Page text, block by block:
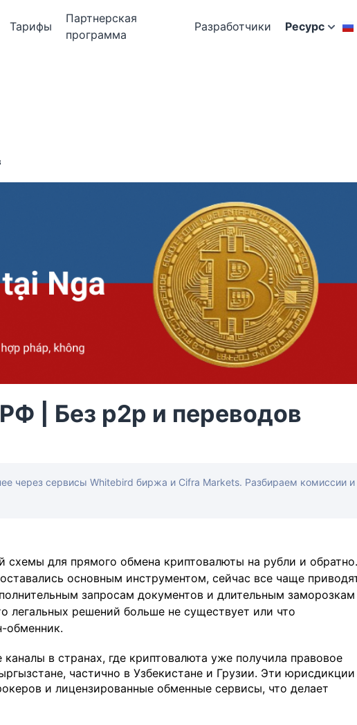
Тарифы
Партнерская
программа
Разработчики Ресурс
| Без p2p и переводов
через сервисы Whitebird биржа и Cifra Markets. Разбираем комиссии и
схемы для прямого обмена криптовалюты на рубли и обратно.
основным инструментом, сейчас все чаще
запросам документов и длительным заморозкам
легальных решений больше не существует или что
обменник.
в странах, где криптовалюта уже получила правовое
частично в Узбекистане и Грузии. Эти юрисдикции
и лицензированные обменные сервисы, что делает